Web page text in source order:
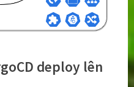
deploy lên